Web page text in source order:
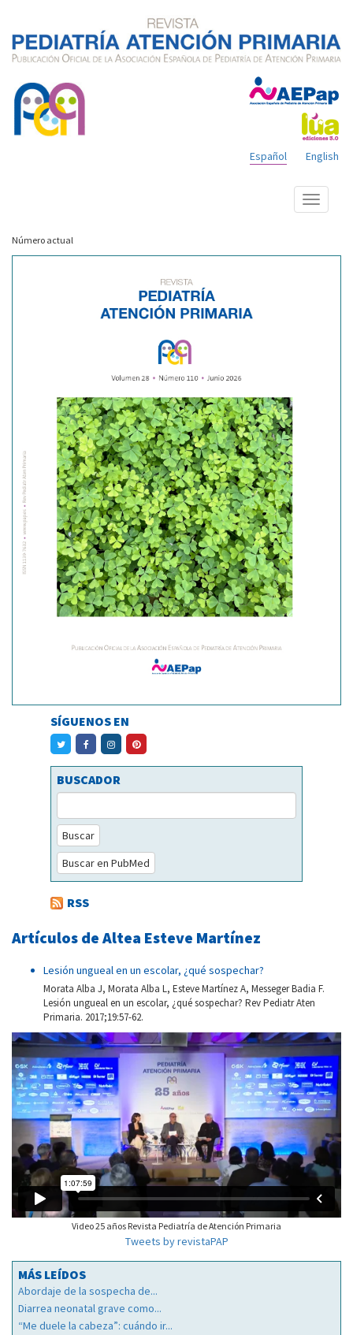
English
Español
Mostrar
menú
Número actual
SÍGUENOS EN
BUSCADOR
Buscar
Buscar en PubMed
RSS
Artículos de Altea Esteve Martínez
Lesión ungueal en un escolar, ¿qué sospechar?
Morata Alba J, Morata Alba L, Esteve Martínez A, Messeger Badia F.
Lesión ungueal en un escolar, ¿qué sospechar? Rev Pediatr Aten
Primaria. 2017;19:57-62.
Video 25 años Revista Pediatría de Atención Primaria
Tweets by revistaPAP
MÁS LEÍDOS
Abordaje de la sospecha de...
Diarrea neonatal grave como...
“Me duele la cabeza”: cuándo ir...